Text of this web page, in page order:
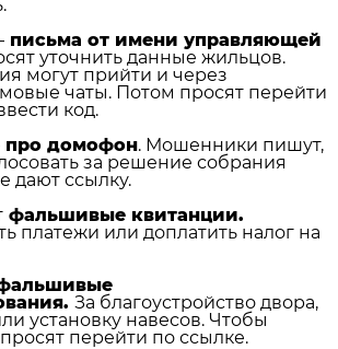
письма от имени управляющей
уточнить данные жильцов.
могут прийти и через
чаты. Потом просят перейти
код.
про домофон. Мошенники пишут,
за решение собрания
дают ссылку.
фальшивые квитанции.
платежи или доплатить налог на
За благоустройство двора,
установку навесов. Чтобы
просят перейти по ссылке.